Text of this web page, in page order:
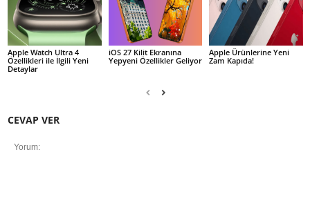
Apple Watch Ultra 4
Özellikleri ile İlgili Yeni
Detaylar
iOS 27 Kilit Ekranına
Yepyeni Özellikler Geliyor
Apple Ürünlerine Yeni
Zam Kapıda!
CEVAP VER